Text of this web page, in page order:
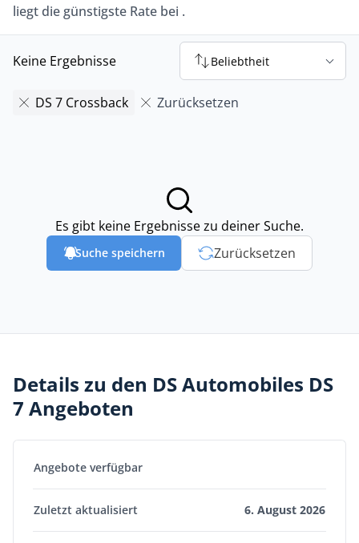
liegt die günstigste Rate bei .
Keine Ergebnisse Beliebtheit
DS 7 Crossback Zurücksetzen
Es gibt keine Ergebnisse zu deiner Suche.
Suche speichern Zurücksetzen
Details zu den DS Automobiles DS
7 Angeboten
Angebote verfügbar
Zuletzt aktualisiert 6. August 2026